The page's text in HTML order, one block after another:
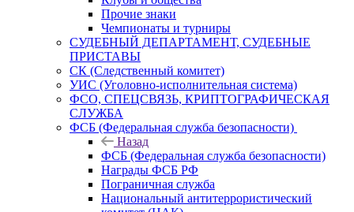
Прочие знаки
Чемпионаты и турниры
СУДЕБНЫЙ ДЕПАРТАМЕНТ, СУДЕБНЫЕ
ПРИСТАВЫ
СК (Следственный комитет)
УИС (Уголовно-исполнительная система)
ФСО, СПЕЦСВЯЗЬ, КРИПТОГРАФИЧЕСКАЯ
СЛУЖБА
ФСБ (Федеральная служба безопасности)
Назад
ФСБ (Федеральная служба безопасности)
Награды ФСБ РФ
Пограничная служба
Национальный антитеррористический